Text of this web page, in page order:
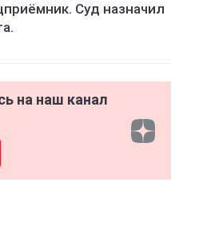
Суд назначил
на наш канал